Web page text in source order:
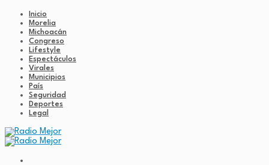
Inicio
Morelia
Michoacán
Congreso
Lifestyle
Espectáculos
Virales
Municipios
País
Seguridad
Deportes
Legal